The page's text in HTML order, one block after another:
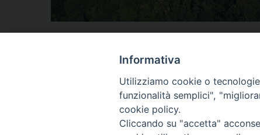
ottobre – dicembre 2022
Informativa
Utilizziamo cookie o
funzionalità semplici",
cookie policy.
Cliccando su "accetta"